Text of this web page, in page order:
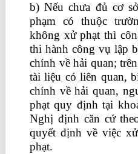
b) Nếu chưa đủ cơ
phạm có thuộc
không xử phạt thì
thi hành công vụ lập
chính về hải quan;
tài liệu có liên quan,
chính về hải quan,
phạt quy định tại
Nghị định căn cứ
quyết định về việc
phạt.